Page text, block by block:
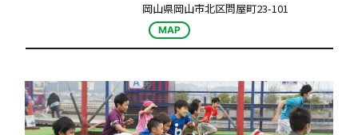
岡山県岡山市北区問屋町23-101
MAP